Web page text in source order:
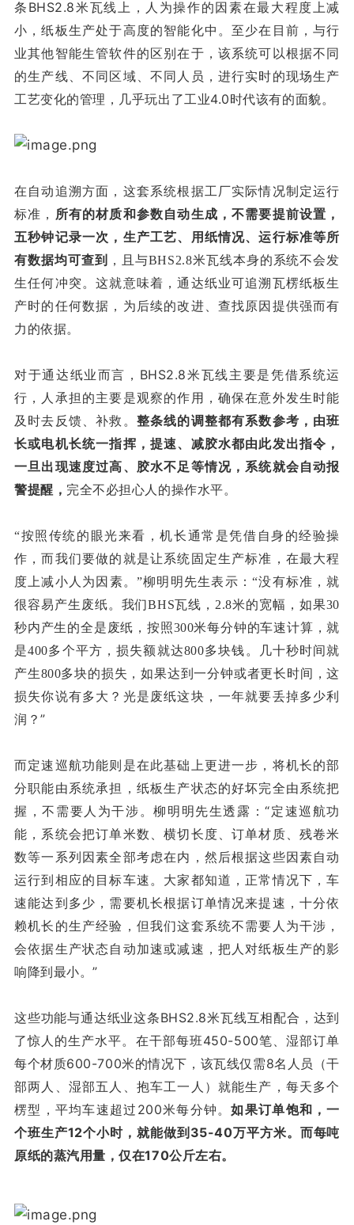
条BHS2.8米瓦线上，人为操作的因素在最大程度上减
小，纸板生产处于高度的智能化中。至少在目前，与行
业其他智能生管软件的区别在于，该系统可以根据不同
的生产线、不同区域、不同人员，进行实时的现场生产
工艺变化的管理，几乎玩出了工业4.0时代该有的面貌。
在自动追溯方面，这套系统根据工厂实际情况制定运行
标准，
所有的材质和参数自动生成，不需要提前设置，
五秒钟记录一次，生产工艺、用纸情况、运行标准等所
有数据均可查到
，且与BHS2.8米瓦线本身的系统不会发
生任何冲突。这就意味着，通达纸业可追溯瓦楞纸板生
产时的任何数据，为后续的改进、查找原因提供强而有
力的依据。
对于通达纸业而言，BHS2.8米瓦线主要是凭借系统运
行，人承担的主要是观察的作用，确保在意外发生时能
及时去反馈、补救。 整条线的调整都有系数参考，由班
长或电机长统一指挥，提速、减胶水都由此发出指令，
一旦出现速度过高、胶水不足等情况，系统就会自动报
警提醒， 完全不必担心人的操作水平。
“按照传统的眼光来看，机长通常是凭借自身的经验操
作，而我们要做的就是让系统固定生产标准，在最大程
度上减小人为因素。”柳明明先生表示：“没有标准，就
很容易产生废纸。我们BHS瓦线，2.8米的宽幅，如果30
秒内产生的全是废纸，按照300米每分钟的车速计算，就
是400多个平方，损失额就达800多块钱。几十秒时间就
产生800多块的损失，如果达到一分钟或者更长时间，这
损失你说有多大？ 光是废纸这块，一年就要丢掉多少利
润？”
而定速巡航功能则是在此基础上更进一步，将机长的部
分职能由系统承担，纸板生产状态的好坏完全由系统把
握，不需要人为干涉。柳明明先生透露：“定速巡航功
能，系统会把订单米数、横切长度、订单材质、残卷米
数等一系列因素全部考虑在内，然后根据这些因素自动
运行到相应的目标车速。大家都知道，正常情况下，车
速能达到多少，需要机长根据订单情况来提速，十分依
赖机长的生产经验，但我们这套系统不需要人为干涉，
会依据生产状态自动加速或减速，把人对纸板生产的影
响降到最小。”
这些功能与通达纸业这条BHS2.8米瓦线互相配合，达到
了惊人的生产水平。在干部每班450-500笔、湿部订单
每个材质600-700米的情况下，该瓦线仅需8名人员（干
部两人、湿部五人、抱车工一人）就能生产，每天多个
楞型，平均车速超过200米每分钟。如果订单饱和，一
个班生产12个小时，就能做到35-40万平方米。而每吨
原纸的蒸汽用量，仅在170公斤左右。